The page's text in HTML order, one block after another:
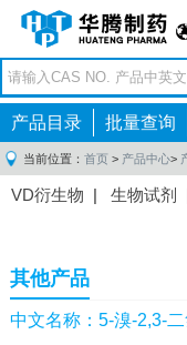
产品目录 批量查询
当前位置： 首页 > 产品中心>
VD衍生物 | 生物试剂
间体|抗高血压药物中
感染药物中间体
体 |抗精神病药物中
其他产品
中文名称：5-溴-2,3-